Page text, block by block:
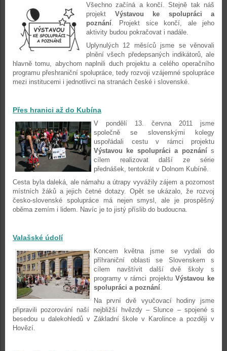
Všechno začíná a končí. Stejně tak náš
projekt Výstavou ke spolupráci a
poznání . Projekt sice končí, ale jeho
aktivity budou pokračovat i nadále.
Uplynulých 12 měsíců jsme se věnovali
plnění všech předepsaných indikátorů, ale
hlavně tomu, abychom naplnili duch projektu a celého operačního
programu přeshraniční spolupráce, tedy rozvoji vzájemné spolupráce
mezi institucemi i jednotlivci na stranách české i slovenské.
Přes hranici až do Kubína
V pondělí 13. června 2011 jsme
společně se slovenskými kolegy
uspořádali cestu v rámci projektu
Výstavou ke spolupráci a poznánís
cílem realizovat další ze série
přednášek, tentokrát v Dolnom Kubíně.
Cesta byla daleká, ale námahu a útrapy vyvážily zájem a pozornost
místních žáků a jejich četné dotazy. Opět se ukázalo, že rozvoj
česko-slovenské spolupráce má nejen smysl, ale je prospěšný
oběma zemím i lidem. Navíc je to jistý příslib do budoucna.
Valašské údolí
Koncem května jsme se vydali do
příhraniční oblasti se Slovenskem s
cílem navštívit další dvě školy s
programy v rámci projektuVýstavou ke
spolupráci a poznání
Na první dvě vyučovací hodiny jsme
připravili pozorování naší nejbližší hvězdy – Slunce – spojené s
besedou u dalekohledů v Základní škole v Karolince a později v
Hovězí.